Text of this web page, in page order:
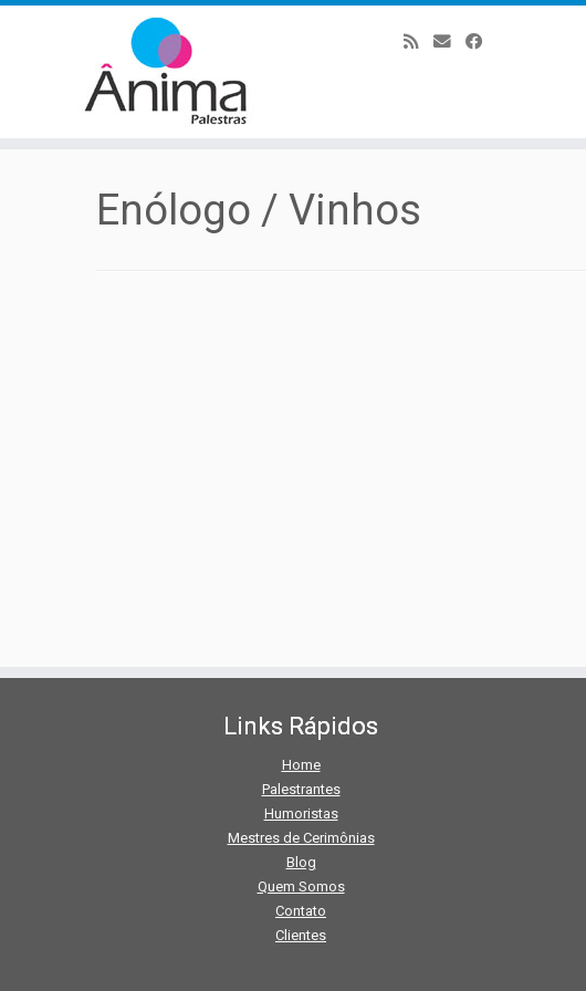
Skip
Enólogo / Vinhos
Links Rápidos
Home
Palestrantes
Humoristas
Mestres de Cerimônias
Blog
Quem Somos
Contato
Clientes